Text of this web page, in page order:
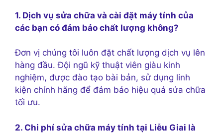
1. Dịch vụ sửa chữa và cài đặt máy tính của
các bạn có đảm bảo chất lượng không?
Đơn vị chúng tôi luôn đặt chất lượng dịch vụ lên
hàng đầu. Đội ngũ kỹ thuật viên giàu kinh
nghiệm, được đào tạo bài bản, sử dụng linh
kiện chính hãng để đảm bảo hiệu quả sửa chữa
tối ưu.
2. Chi phí sửa chữa máy tính tại Liễu Giai là